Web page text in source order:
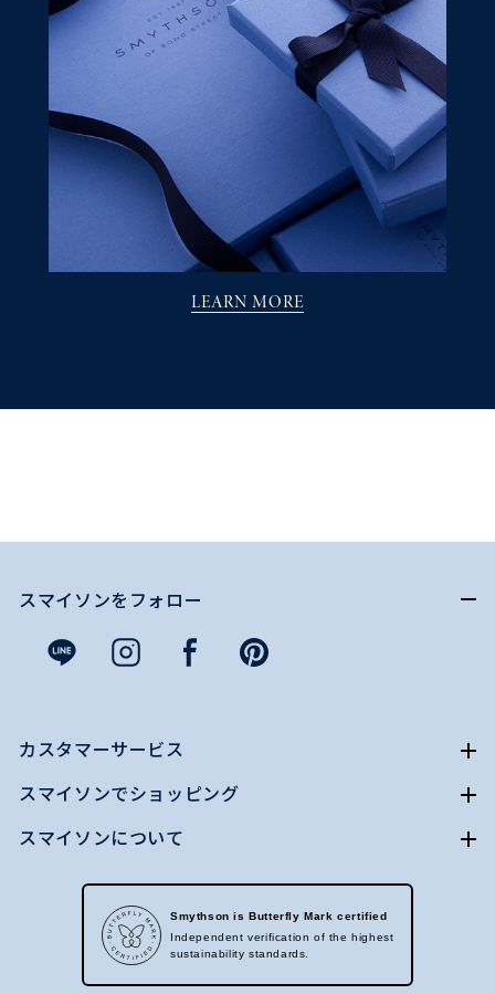
LEARN MORE
スマイソンをフォロー
カスタマーサービス
スマイソンでショッピング
スマイソンについて
Smythson is Butterfly Mark certified
Independent verification of the highest
sustainability standards.